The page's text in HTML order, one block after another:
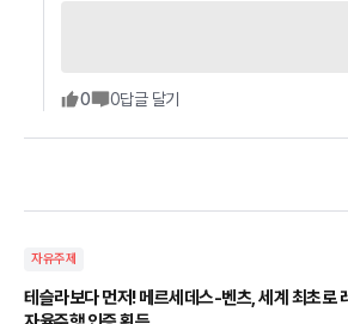
0 0답글 달기
자유주제
테슬라보다 먼저! 메르세데스-벤츠, 세계 최초로